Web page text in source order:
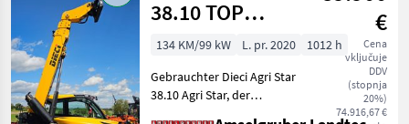
38.10 TOP
Gelegenheit
€
Cena
vključuje
DDV
(stopnja
20%)
74.916,67 €
134 KM/99 kW L. pr. 2020
1012 h
Gebrauchter Dieci Agri Star
38.10 Agri Star, der